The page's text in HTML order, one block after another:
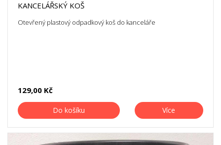
KANCELÁŘSKÝ KOŠ
Otevřený plastový odpadkový koš do kanceláře
129,00 Kč
Do košíku Více